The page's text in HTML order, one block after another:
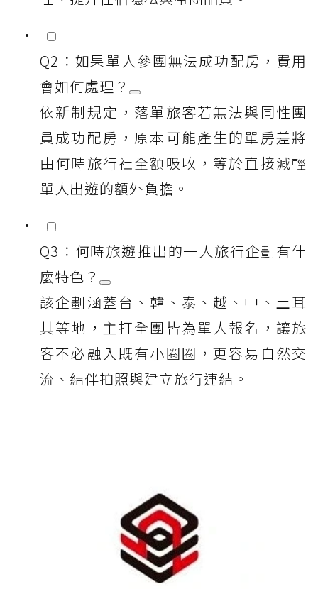
Q2：如果單人參團無法成功配房，費用
會如何處理？
依新制規定，落單旅客若無法與同性團
員成功配房，原本可能產生的單房差將
由何時旅行社全額吸收，等於直接減輕
單人出遊的額外負擔。
Q3：何時旅遊推出的一人旅行企劃有什
麼特色？
該企劃涵蓋台、韓、泰、越、中、土耳
其等地，主打全團皆為單人報名，讓旅
客不必融入既有小圈圈，更容易自然交
流、結伴拍照與建立旅行連結。